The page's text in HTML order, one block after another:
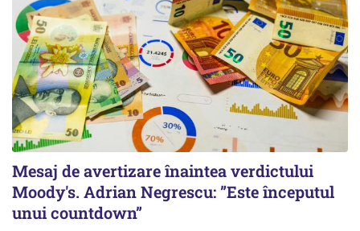
Mesaj de avertizare înaintea verdictului
Moody's. Adrian Negrescu: ”Este începutul
unui countdown”